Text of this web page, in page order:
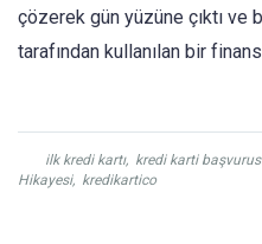
çözerek gün yüzüne çıktı ve
tarafından kullanılan bir
ilk kredi kartı, kredi karti
Hikayesi, kredikartico